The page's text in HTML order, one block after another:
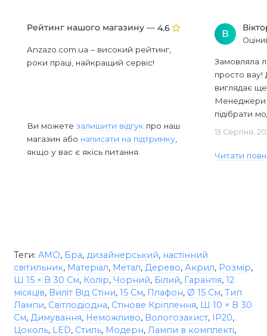
Рейтинг нашого магазину — 4.6
Anzazo.com.ua – високий рейтинг,
роки праці, найкращий сервіс!
Ви можете залишити відгук про наш
магазин або написати на підтримку
якщо у вас є якісь питання.
В
Замовляла
просто вау!
виглядає
Менеджери
підібрати
13 Серпня,
Читати
Теги: AMO, Бра, дизайнерський, настінний
світильник, Матеріал, Метал, Дерево, Акрил, Розмір,
Ш 15 × В 30 См, Колір, Чорний, Білий, Гарантія, 12
місяців, Виліт Від Стіни, 15 См, Плафон, Ø 15 См, Тип
Лампи, Світлодіодна, Стінове Кріплення, Ш 10 × В 30
См, Димування, Неможливо, Вологозахист, IP20,
Цоколь, LED, Стиль, Модерн, Лампи в комплекті,